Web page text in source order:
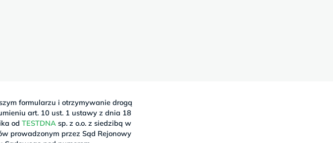
formularzu i otrzymywanie drogą
art. 10 ust. 1 ustawy z dnia 18
odTESTDNA sp. z o.o. z siedzibą w
prowadzonym przez Sąd Rejonowy